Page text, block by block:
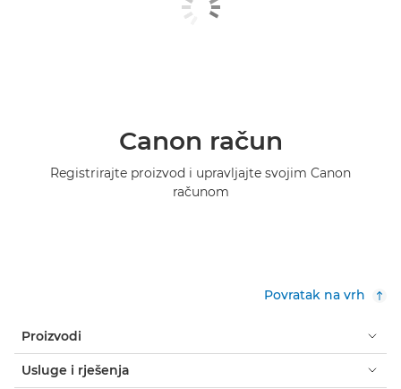
Canon račun
Registrirajte proizvod i upravljajte svojim Canon
računom
Povratak na vrh
Proizvodi
Usluge i rješenja